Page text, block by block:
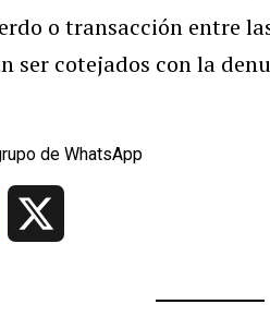
o transacción entre
ser cotejados con la
de WhatsApp
Telegram